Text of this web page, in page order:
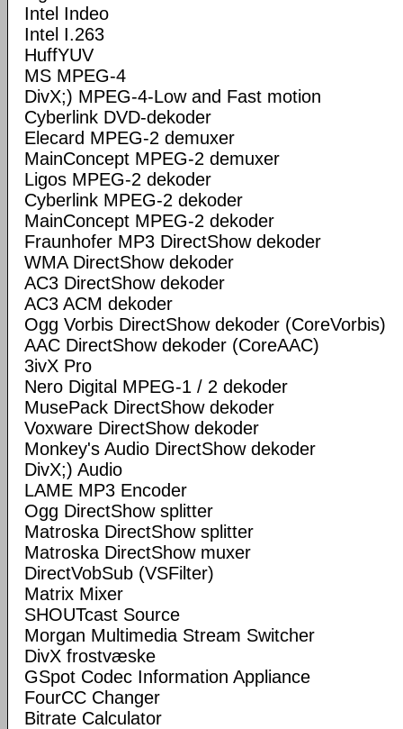
Intel Indeo
Intel I.263
HuffYUV
MS MPEG-4
DivX;) MPEG-4-Low and Fast motion
Cyberlink DVD-dekoder
Elecard MPEG-2 demuxer
MainConcept MPEG-2 demuxer
Ligos MPEG-2 dekoder
Cyberlink MPEG-2 dekoder
MainConcept MPEG-2 dekoder
Fraunhofer MP3 DirectShow dekoder
WMA DirectShow dekoder
AC3 DirectShow dekoder
AC3 ACM dekoder
Ogg Vorbis DirectShow dekoder (CoreVorbis)
AAC DirectShow dekoder (CoreAAC)
3ivX Pro
Nero Digital MPEG-1 / 2 dekoder
MusePack DirectShow dekoder
Voxware DirectShow dekoder
Monkey's Audio DirectShow dekoder
DivX;) Audio
LAME MP3 Encoder
Ogg DirectShow splitter
Matroska DirectShow splitter
Matroska DirectShow muxer
DirectVobSub (VSFilter)
Matrix Mixer
SHOUTcast Source
Morgan Multimedia Stream Switcher
DivX frostvæske
GSpot Codec Information Appliance
FourCC Changer
Bitrate Calculator